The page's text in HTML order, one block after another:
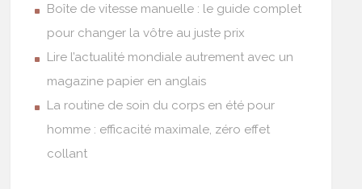
Boîte de vitesse manuelle : le guide complet
pour changer la vôtre au juste prix
Lire l’actualité mondiale autrement avec un
magazine papier en anglais
La routine de soin du corps en été pour
homme : efficacité maximale, zéro effet
collant